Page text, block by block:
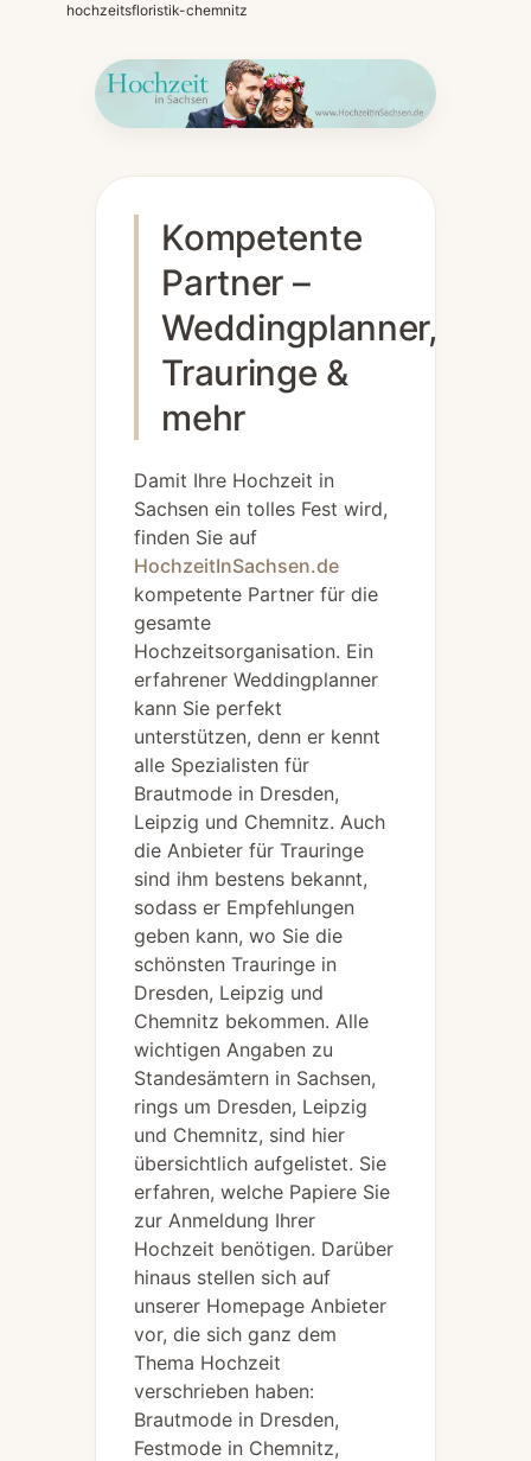
hochzeitsfloristik-chemnitz
Kompetente
Partner –
Weddingplanner,
Trauringe &
mehr
Damit Ihre Hochzeit in
Sachsen ein tolles Fest wird,
finden Sie auf
HochzeitInSachsen.de
kompetente Partner für die
gesamte
Hochzeitsorganisation. Ein
erfahrener Weddingplanner
kann Sie perfekt
unterstützen, denn er kennt
alle Spezialisten für
Brautmode in Dresden,
Leipzig und Chemnitz. Auch
die Anbieter für Trauringe
sind ihm bestens bekannt,
sodass er Empfehlungen
geben kann, wo Sie die
schönsten Trauringe in
Dresden, Leipzig und
Chemnitz bekommen. Alle
wichtigen Angaben zu
Standesämtern in Sachsen,
rings um Dresden, Leipzig
und Chemnitz, sind hier
übersichtlich aufgelistet. Sie
erfahren, welche Papiere Sie
zur Anmeldung Ihrer
Hochzeit benötigen. Darüber
hinaus stellen sich auf
unserer Homepage Anbieter
vor, die sich ganz dem
Thema Hochzeit
verschrieben haben:
Brautmode in Dresden,
Festmode in Chemnitz,